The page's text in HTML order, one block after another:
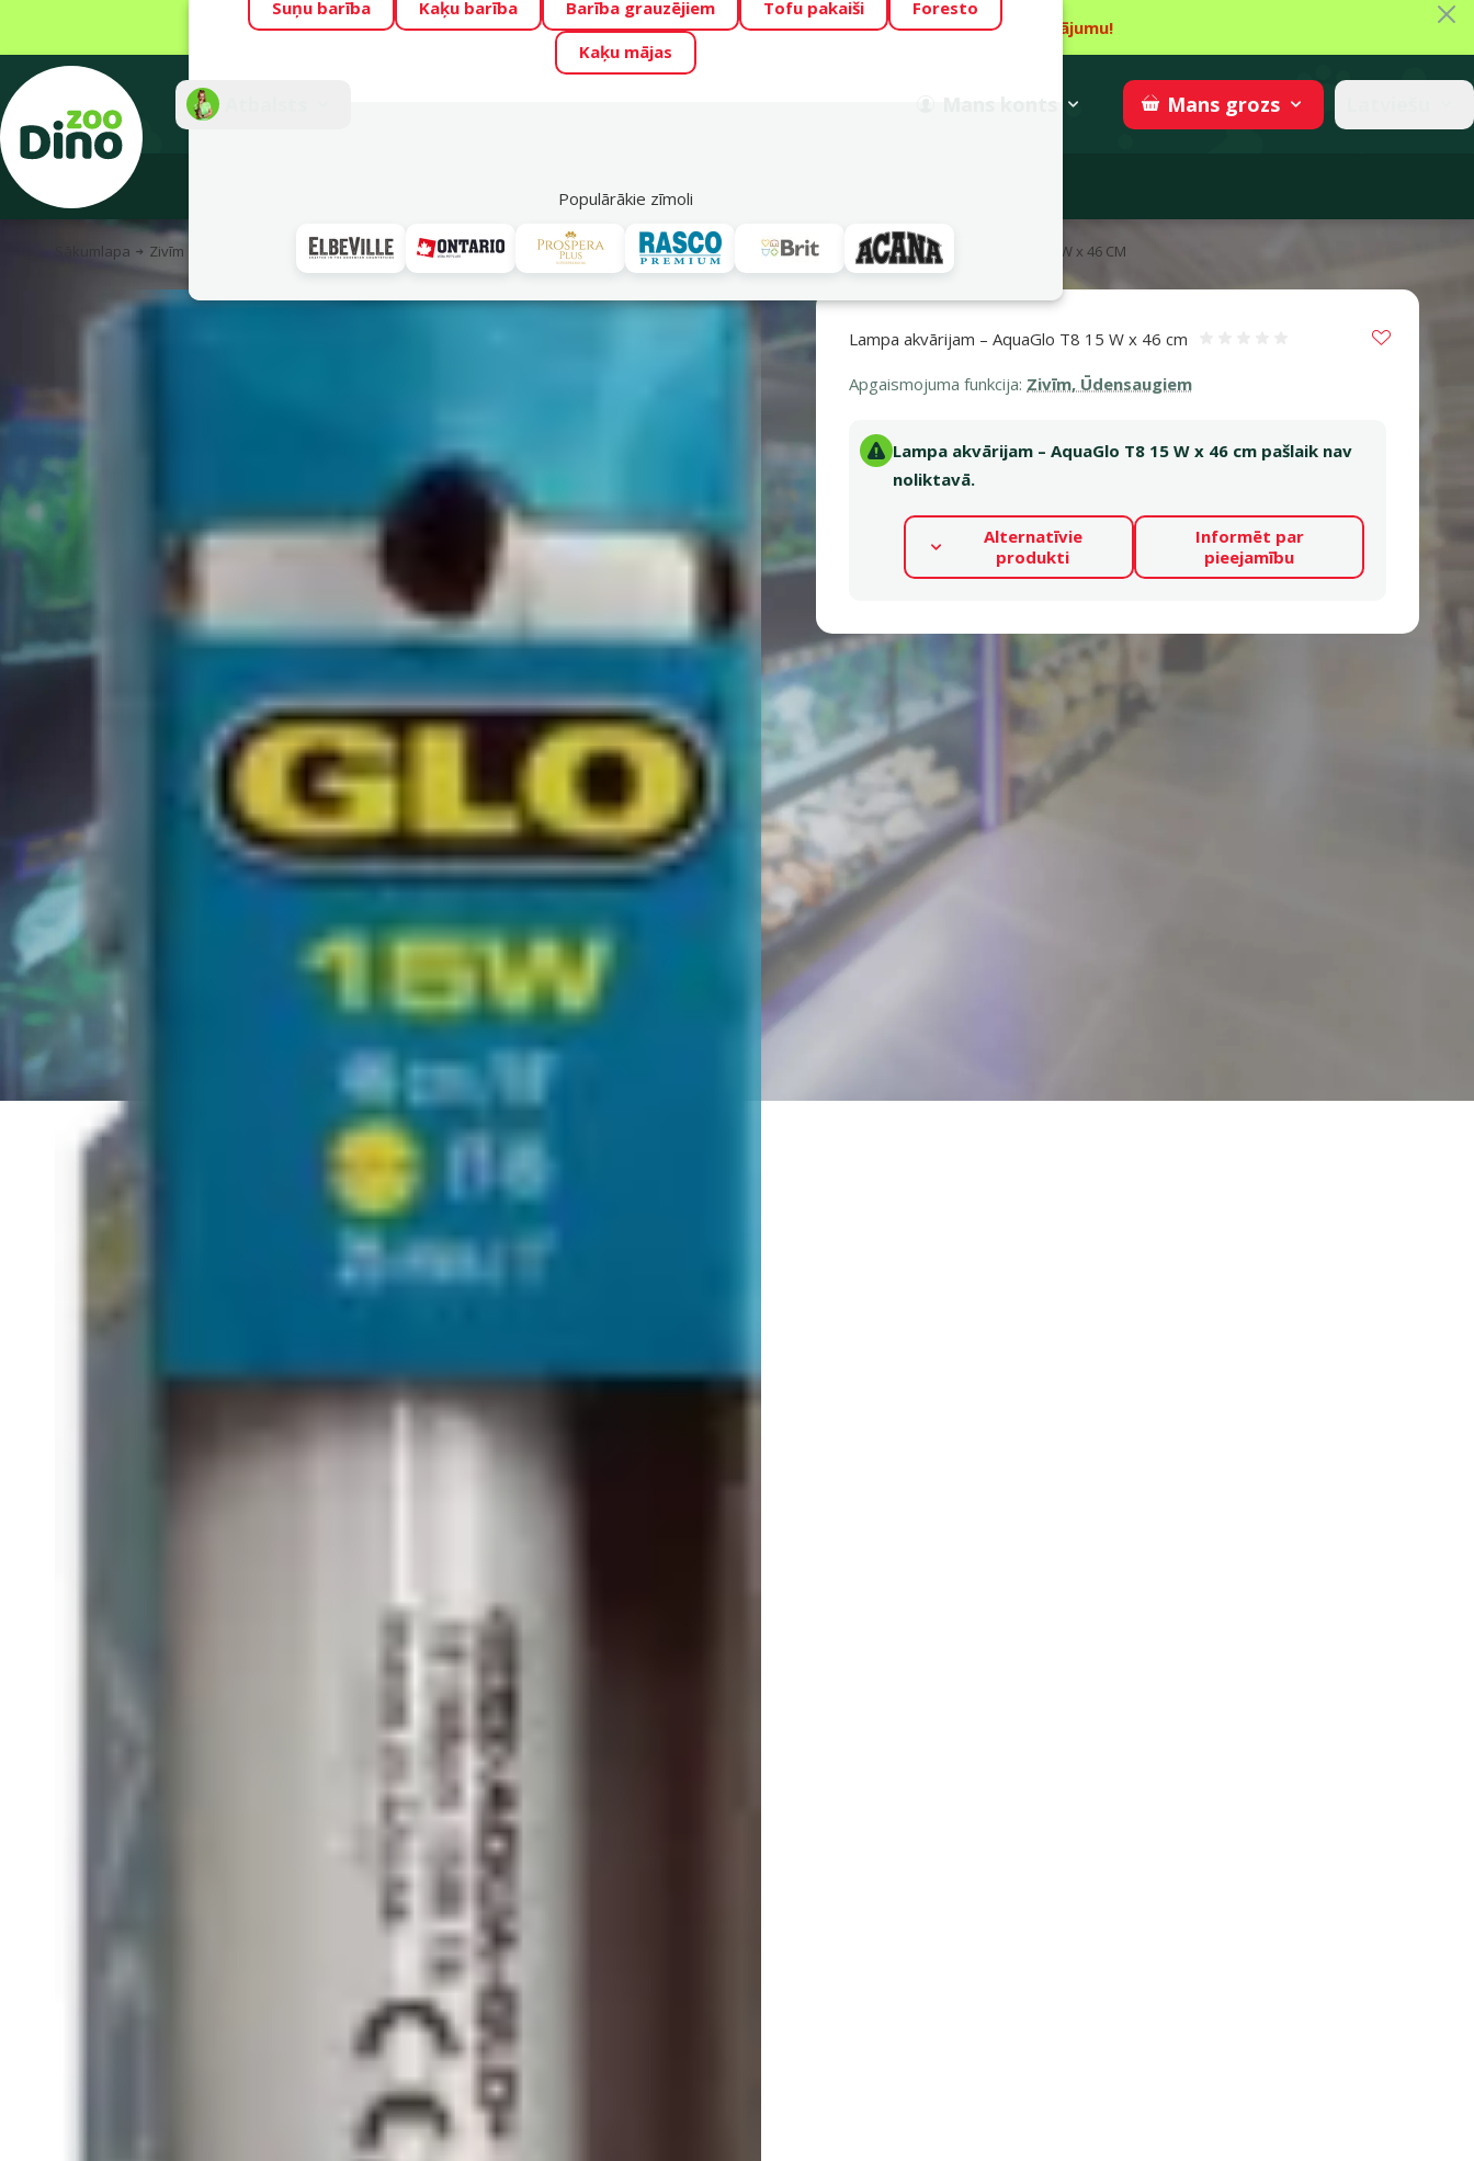
Visu mēnesi Dino Zoo piedāvā lieliskas cenas mīluļu TOP barībām! 🍖 →Skatīt piedāvājumu!
Fotokonkurss “GADA ŪSAIŅI”! Varbūt tieši Tavs mīlulis būs 2027. gada zvaigzne
Mans grozs
Suņu barība Kaķu barība Barība grauzējiem Tofu pakaiši
Foresto
Kaķu mājas
Populārākie zīmoli
Akciju piedāvājumi
Sākumlapa Zivīm Akvāriju aprīkojums un rezerves daļas Akvāriju apgaismojums Fluorescentās spuldzes LAMPA AKVĀRIJAM AQUAGLO T8 15 W x 46 CM
Lampa akvārijam – AquaGlo T8 15 W x 46 cm
Apgaismojuma funkcija: Zivīm, Ūdensaugiem
Lampa akvārijam – AquaGlo T8 15 W x 46 cm pašlaik nav
noliktavā.
Alternatīvie
produkti
Informēt par
pieejamību